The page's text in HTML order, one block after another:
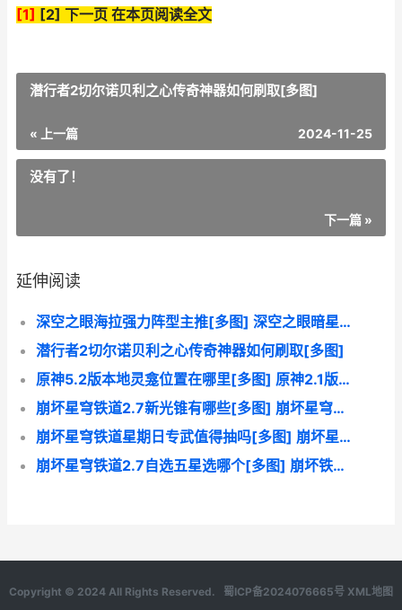
[1] [2] 下一页 在本页阅读全文
潜行者2切尔诺贝利之心传奇神器如何刷取[多图]
« 上一篇 2024-11-25
没有了！
下一篇 »
延伸阅读
深空之眼海拉强力阵型主推[多图] 深空之眼暗星海拉
潜行者2切尔诺贝利之心传奇神器如何刷取[多图]
原神5.2版本地灵龛位置在哪里[多图] 原神2.1版本地灵
崩坏星穹铁道2.7新光锥有哪些[多图] 崩坏星穹铁道游戏官网
崩坏星穹铁道星期日专武值得抽吗[多图] 崩坏星穹铁道星期日图片
崩坏星穹铁道2.7自选五星选哪个[多图] 崩坏铁道星穹官网
Copyright © 2024 All Rights Reserved. 蜀ICP备2024076665号 XML地图